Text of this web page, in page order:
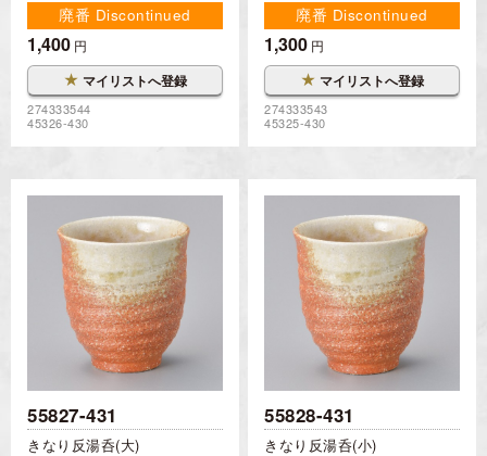
廃番 Discontinued
1,400 円
★ マイリストへ登録
274333544
45326-430
廃番 Discontinued
1,300 円
★ マイリストへ登録
274333543
45325-430
55827-431
きなり反湯呑(大)
55828-431
きなり反湯呑(小)